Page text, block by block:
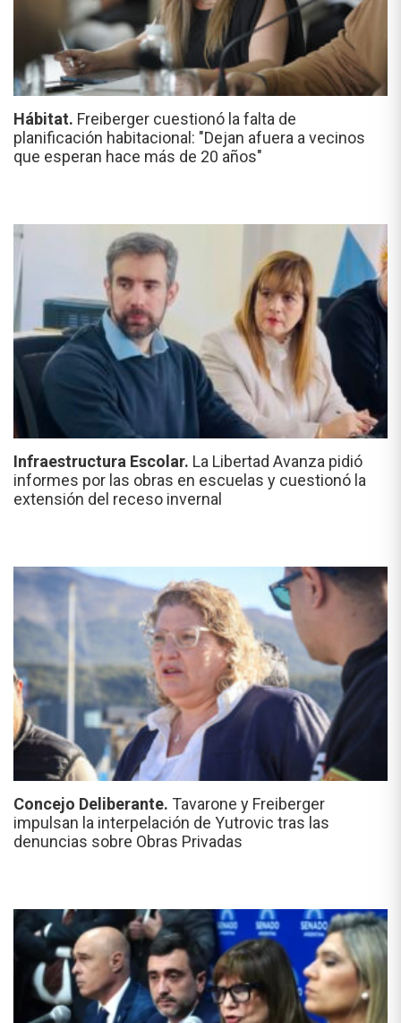
Hábitat. Freiberger cuestionó la falta de
planificación habitacional: "Dejan afuera a vecinos
que esperan hace más de 20 años"
Infraestructura Escolar. La Libertad Avanza pidió
informes por las obras en escuelas y cuestionó la
extensión del receso invernal
Concejo Deliberante. Tavarone y Freiberger
impulsan la interpelación de Yutrovic tras las
denuncias sobre Obras Privadas